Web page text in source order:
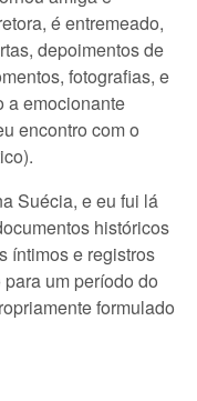
é entremeado,
depoimentos de
fotografias, e
a emocionante
encontro com o
Suécia, e eu fui lá
históricos
íntimos e registros
um período do
formulado